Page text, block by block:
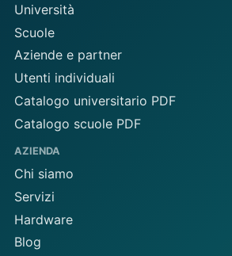
Università
Scuole
Aziende e partner
Utenti individuali
Catalogo universitario PDF
Catalogo scuole PDF
AZIENDA
Chi siamo
Servizi
Hardware
Blog